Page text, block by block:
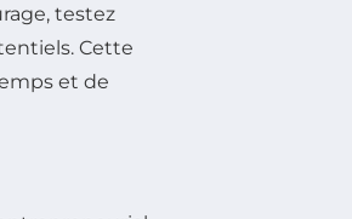
testez
Cette
et de